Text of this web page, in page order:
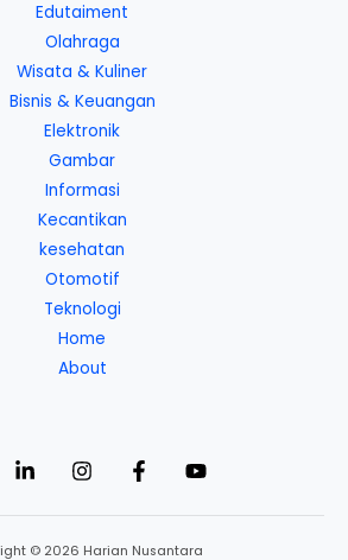
Edutaiment
Olahraga
Wisata & Kuliner
Bisnis & Keuangan
Elektronik
Gambar
Informasi
Kecantikan
kesehatan
Otomotif
Teknologi
Home
About
© 2026 Harian Nusantara